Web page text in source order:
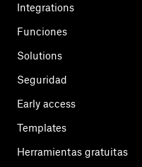
Integrations
Funciones
Solutions
Seguridad
Early access
Templates
Herramientas gratuitas